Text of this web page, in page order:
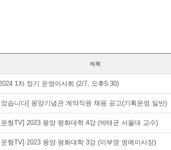
제목
1차 정기 운영이사회 (2/7, 오후5:30)
었습니다] 몽양기념관 계약직원 채용 공고(기획운영 일반)
운형TV] 2023 몽양 평화대학 4강 (박태균 서울대 교수)
운형TV] 2023 몽양 평화대학 3강 (이부영 명예이사장)